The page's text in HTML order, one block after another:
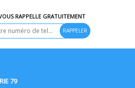
RAPPELLE GRATUITEMENT
79